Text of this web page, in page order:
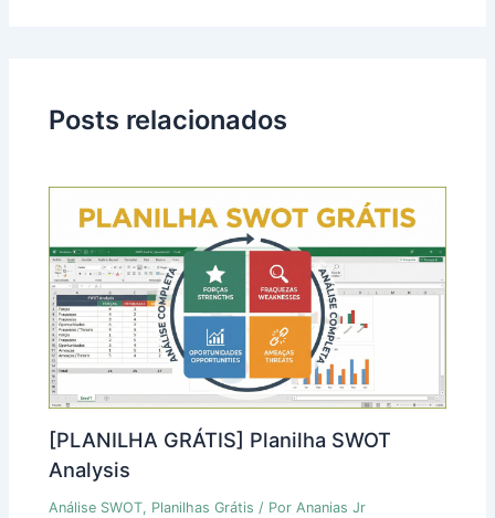
Posts relacionados
[PLANILHA GRÁTIS] Planilha SWOT
Analysis
Análise SWOT, Planilhas Grátis / PorAnanias Jr